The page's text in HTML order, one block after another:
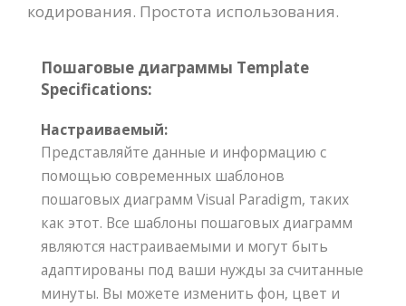
кодирования. Простота использования.
Пошаговые диаграммы Template
Specifications:
Настраиваемый:
Представляйте данные и информацию с
помощью современных шаблонов
пошаговых диаграмм Visual Paradigm, таких
как этот. Все шаблоны пошаговых диаграмм
являются настраиваемыми и могут быть
адаптированы под ваши нужды за считанные
минуты. Вы можете изменить фон, цвет и